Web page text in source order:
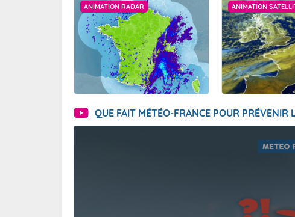
ANIMATION RADAR ANIMATION
QUE FAIT MÉTÉO-FRANCE POUR PRÉVENIR